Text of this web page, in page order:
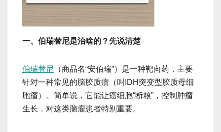
一、伯瑞替尼是治啥的？先说清楚
伯瑞替尼 （商品名“安伯瑞”）是一种靶向药，主要
针对​​一种常见的脑胶质瘤​​（叫IDH突变型胶质母细
胞瘤）。简单说，它能让癌细胞“断粮”，控制肿瘤
生长，对这类脑瘤患者特别重要。